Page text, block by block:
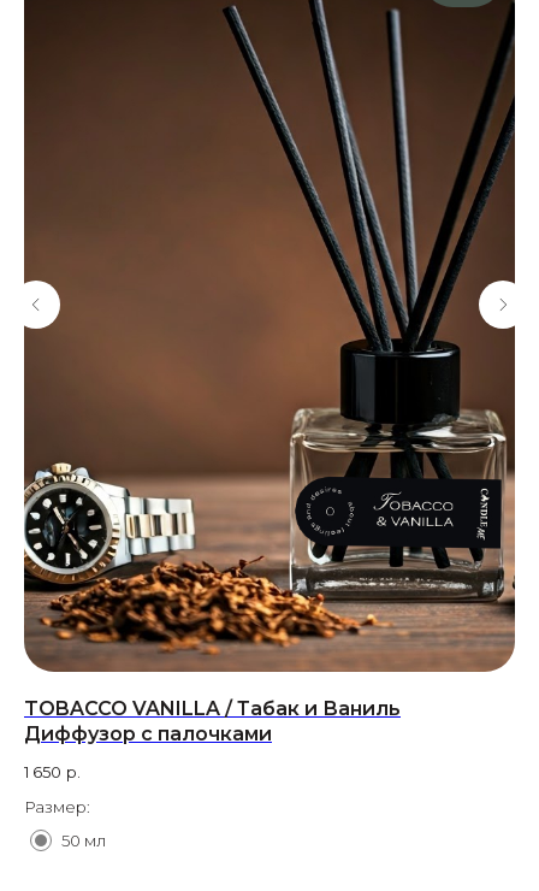
TOBACCO VANILLA / Табак и Ваниль
Диффузор с палочками
1 650 р.
Размер:
50 мл